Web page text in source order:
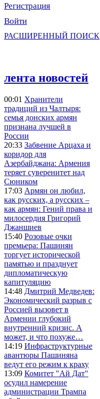
Регистрация
Войти
РАСШИРЕННЫЙ ПОИСК
лента новостей
00:01 Хранители
традиций из Чалтыря:
семья донских армян
признана лучшей в
России
20:33 Забвение Арцаха и
коридор для
Азербайджана: Армения
теряет суверенитет над
Сюником
17:03 Армян он любил,
как русских, а русских –
как армян: Гений права и
милосердия Григорий
Джаншиев
15:40 Розовые очки
премьера: Пашинян
торгует исторической
памятью и празднует
дипломатическую
капитуляцию
14:48 Дмитрий Медведев:
Экономический разрыв с
Россией вызовет в
Армении глубокий
внутренний кризис. А
может, и что похуже…
14:19 Инфраструктурные
авантюры Пашиняна
ведут его режим к краху
13:09 Комитет "Ай Дат"
осудил намерение
администрации Трампа